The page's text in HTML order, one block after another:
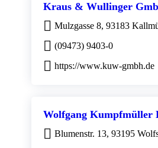
Kraus & Wullinger
Mulzgasse 8, 93183
(09473) 9403-0
https://www.kuw-gmbh.de
Wolfgang Kumpfmüller
Blumenstr. 13, 93195